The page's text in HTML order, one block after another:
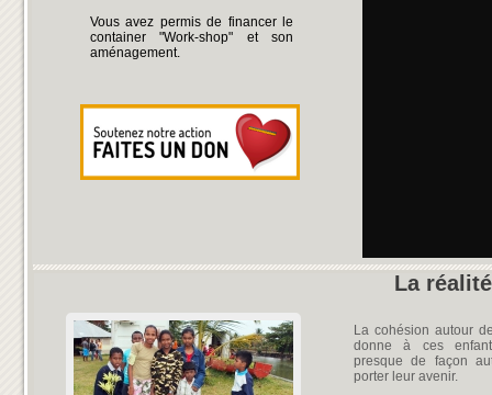
Vous avez permis de financer le
container "Work-shop" et son
aménagement.
La
La cohésion autour
donne à ces
presque de façon
porter leur avenir.